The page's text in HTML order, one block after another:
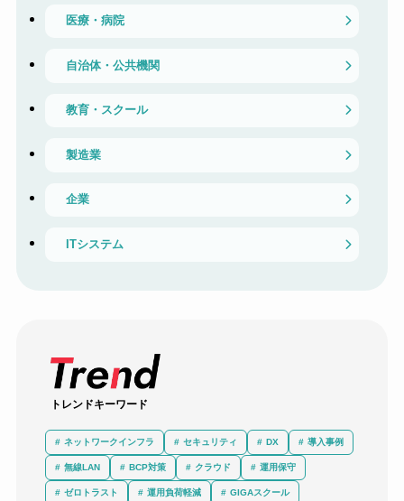
医療・病院
自治体・公共機関
教育・スクール
製造業
企業
ITシステム
トレンドキーワード
ネットワークインフラ セキュリティ DX 導入事例
無線LAN BCP対策 クラウド 運用保守
ゼロトラスト 運用負荷軽減 GIGAスクール